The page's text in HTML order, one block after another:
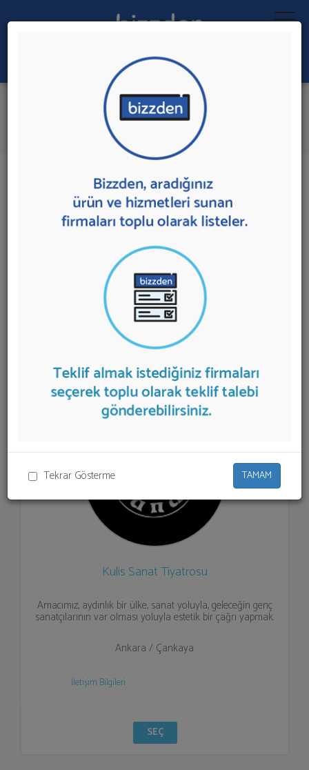
Tekrar Gösterme TAMAM
Ara:
Tiyatro Sahnesi
İlk 2 Firmaya Mesaj Gönder
2 sonuç bulundu.
Çankaya'da Tiyatro Sahnesi
aşağıda listelenmektedir.Tiyatro Sahnesi
için listeden seçim yapıp ya da "İlk 5 Firmadan Teklif İste"
kısmından toplu olarak teklif talebinizi firmalara
aktarabilirsiniz.
Kulis Sanat Tiyatrosu
Amacımız, aydınlık bir ülke, sanat yoluyla, geleceğin genç
sanatçılarının var olması yoluyla estetik bir çağrı yapmak.
Ankara / Çankaya
İletişim Bilgileri
SEÇ